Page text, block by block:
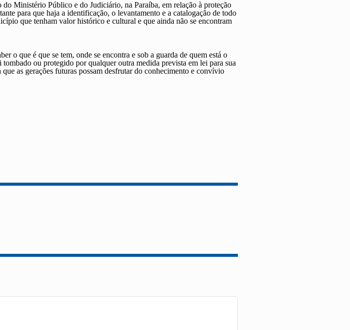
Ministério Público e do Judiciário, na Paraíba, em relação à proteção
para que haja a identificação, o levantamento e a catalogação de todo
que tenham valor histórico e cultural e que ainda não se encontram
o que é que se tem, onde se encontra e sob a guarda de quem está o
ou protegido por qualquer outra medida prevista em lei para sua
as gerações futuras possam desfrutar do conhecimento e convívio